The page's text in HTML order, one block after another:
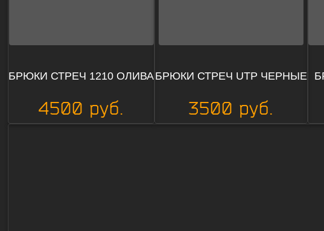
БРЮКИ СТРЕЧ 1210 ОЛИВА
4500 руб.
БРЮКИ СТРЕЧ UTP ЧЕРНЫЕ
3500 руб.